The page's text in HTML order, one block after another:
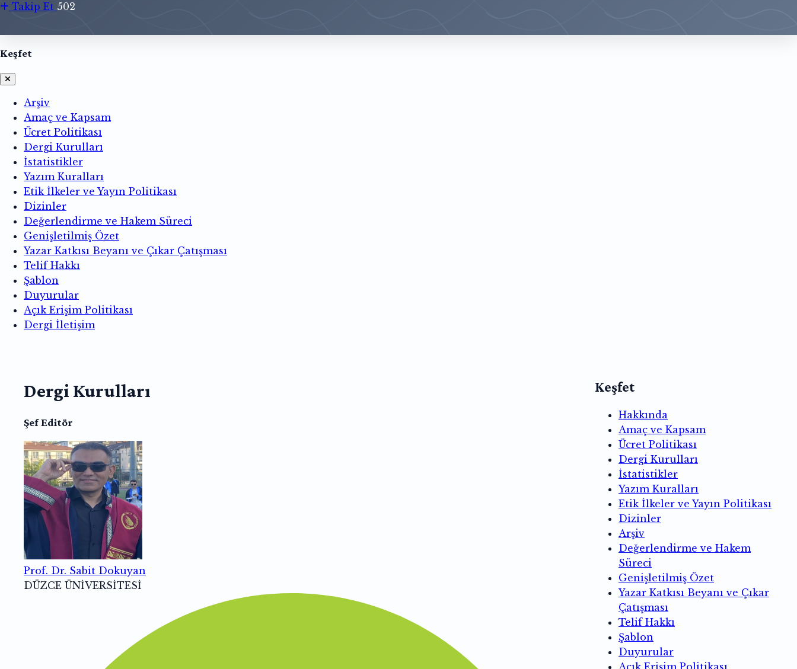
Takip Et 502
Keşfet
Arşiv
Amaç ve Kapsam
Ücret Politikası
Dergi Kurulları
İstatistikler
Yazım Kuralları
Etik İlkeler ve Yayın Politikası
Dizinler
Değerlendirme ve Hakem Süreci
Genişletilmiş Özet
Yazar Katkısı Beyanı ve Çıkar Çatışması
Telif Hakkı
Şablon
Duyurular
Açık Erişim Politikası
Dergi İletişim
Dergi Kurulları
Şef Editör
Prof. Dr. Sabit Dokuyan
DÜZCE ÜNİVERSİTESİ
Keşfet
Hakkında
Amaç ve Kapsam
Ücret Politikası
Dergi Kurulları
İstatistikler
Yazım Kuralları
Etik İlkeler ve Yayın Politikası
Dizinler
Arşiv
Değerlendirme ve Hakem
Süreci
Genişletilmiş Özet
Yazar Katkısı Beyanı ve Çıkar
Çatışması
Telif Hakkı
Şablon
Duyurular